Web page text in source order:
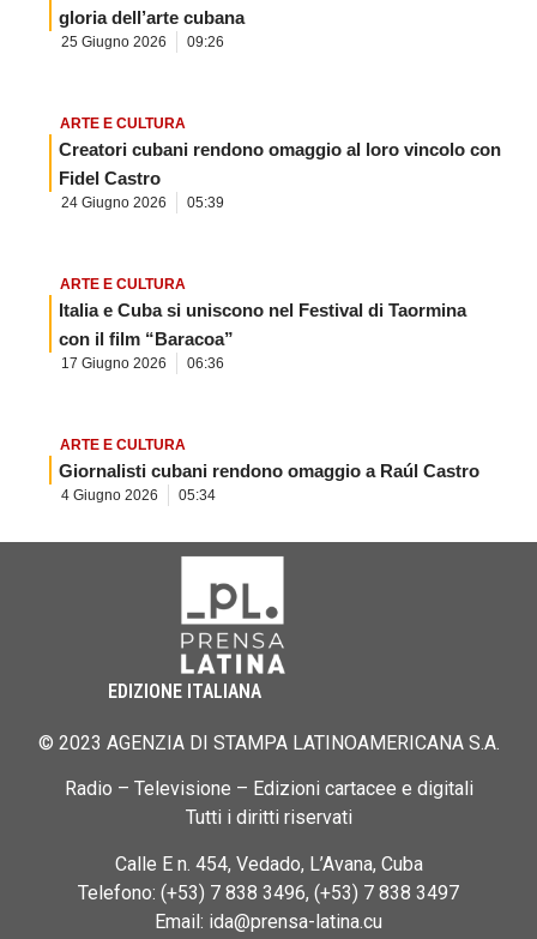
gloria dell’arte cubana
25 Giugno 2026 09:26
ARTE E CULTURA
Creatori cubani rendono omaggio al loro vincolo con
Fidel Castro
24 Giugno 2026 05:39
ARTE E CULTURA
Italia e Cuba si uniscono nel Festival di Taormina
con il film “Baracoa”
17 Giugno 2026 06:36
ARTE E CULTURA
Giornalisti cubani rendono omaggio a Raúl Castro
4 Giugno 2026 05:34
EDIZIONE ITALIANA
© 2023 AGENZIA DI STAMPA LATINOAMERICANA S.A.
Radio – Televisione – Edizioni cartacee e digitali
Tutti i diritti riservati
Calle E n. 454, Vedado, L’Avana, Cuba
Telefono: (+53) 7 838 3496, (+53) 7 838 3497
Email: ida@prensa-latina.cu